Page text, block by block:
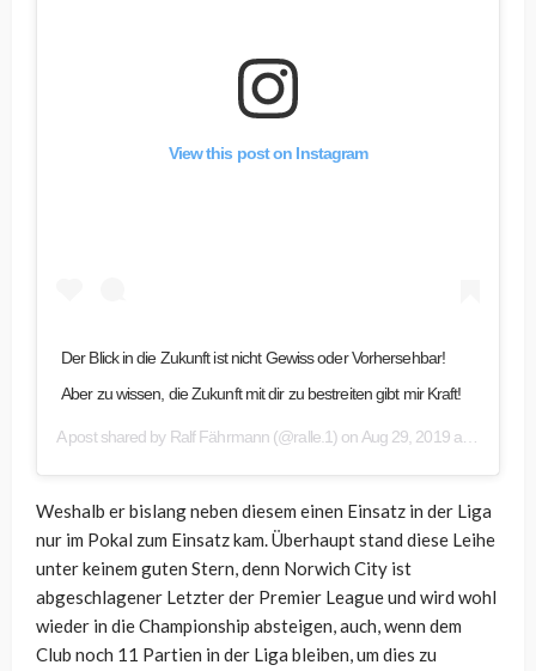
View this post on Instagram
Der Blick in die Zukunft ist nicht Gewiss oder Vorhersehbar!
Aber zu wissen, die Zukunft mit dir zu bestreiten gibt mir Kraft!
A post shared by Ralf Fährmann (@ralle.1) on Aug 29, 2019 at 1:52pm PDT
Weshalb er bislang neben diesem einen Einsatz in der Liga
nur im Pokal zum Einsatz kam. Überhaupt stand diese Leihe
unter keinem guten Stern, denn Norwich City ist
abgeschlagener Letzter der Premier League und wird wohl
wieder in die Championship absteigen, auch, wenn dem
Club noch 11 Partien in der Liga bleiben, um dies zu